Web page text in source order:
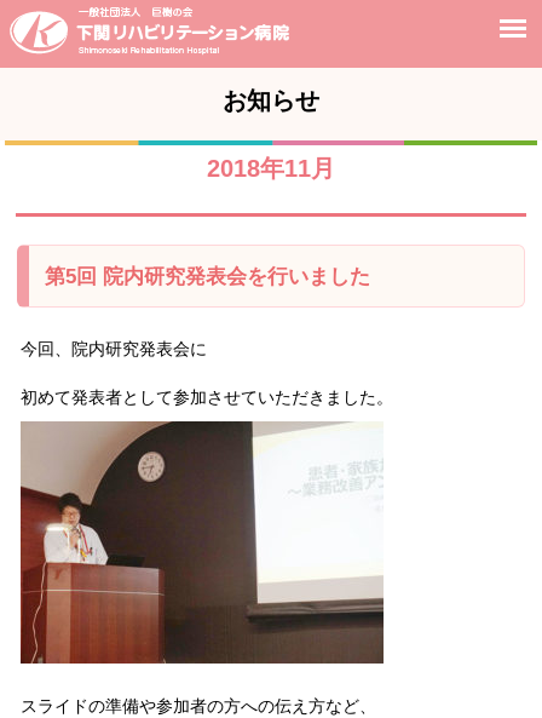
お知らせ
2018年11月
第5回 院内研究発表会を行いました
今回、院内研究発表会に
初めて発表者として参加させていただきました。
スライドの準備や参加者の方への伝え方など、